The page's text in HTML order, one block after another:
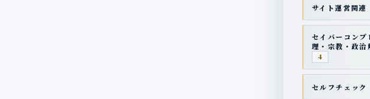
サイト運営関連
セイバーコンプ
理・宗教・政治
4
セルフチェック